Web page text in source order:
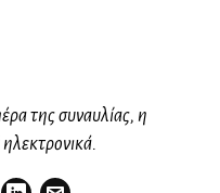
της συναυλίας, η